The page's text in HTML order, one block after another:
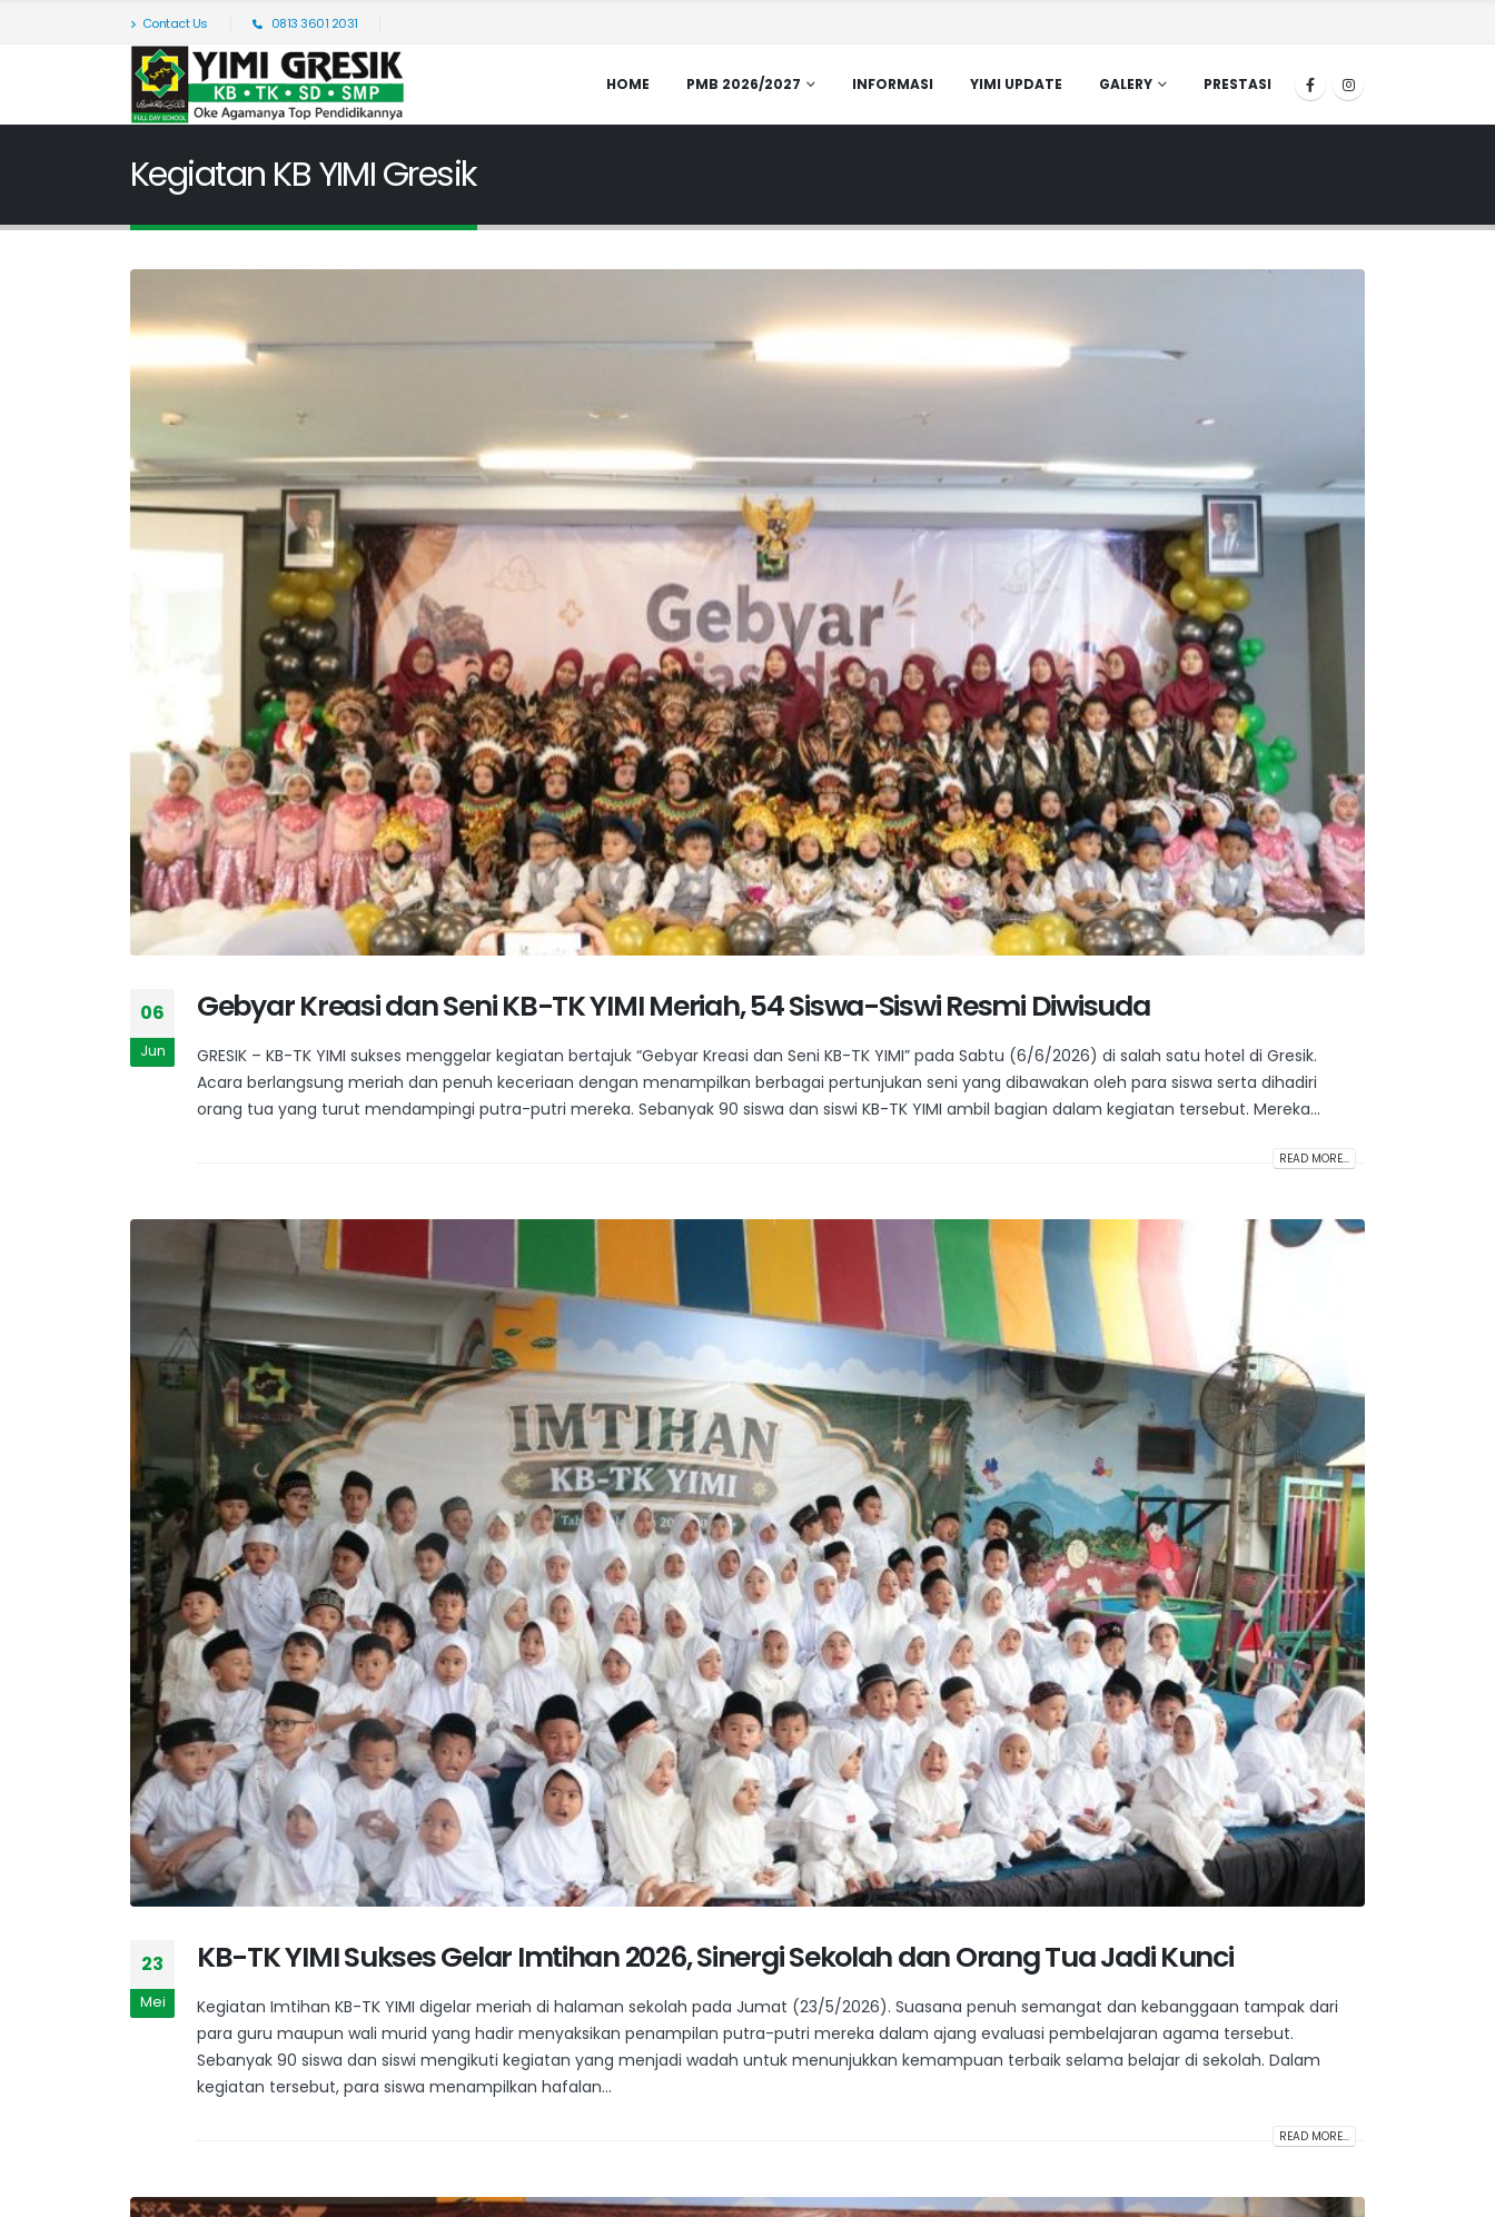
Contact Us 0813 3601 2031
HOME PMB 2026/2027 INFORMASI YIMI UPDATE GALERY PRESTASI
Kegiatan KB YIMI Gresik
06
Jun
Gebyar Kreasi dan Seni KB-TK YIMI Meriah, 54 Siswa-Siswi Resmi Diwisuda
GRESIK – KB-TK YIMI sukses menggelar kegiatan bertajuk “Gebyar Kreasi dan Seni KB-TK YIMI” pada Sabtu (6/6/2026) di salah satu hotel di Gresik.
Acara berlangsung meriah dan penuh keceriaan dengan menampilkan berbagai pertunjukan seni yang dibawakan oleh para siswa serta dihadiri
orang tua yang turut mendampingi putra-putri mereka. Sebanyak 90 siswa dan siswi KB-TK YIMI ambil bagian dalam kegiatan tersebut. Mereka...
READ MORE...
23
Mei
KB-TK YIMI Sukses Gelar Imtihan 2026, Sinergi Sekolah dan Orang Tua Jadi Kunci
Kegiatan Imtihan KB-TK YIMI digelar meriah di halaman sekolah pada Jumat (23/5/2026). Suasana penuh semangat dan kebanggaan tampak dari
para guru maupun wali murid yang hadir menyaksikan penampilan putra-putri mereka dalam ajang evaluasi pembelajaran agama tersebut.
Sebanyak 90 siswa dan siswi mengikuti kegiatan yang menjadi wadah untuk menunjukkan kemampuan terbaik selama belajar di sekolah. Dalam
kegiatan tersebut, para siswa menampilkan hafalan...
READ MORE...